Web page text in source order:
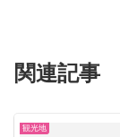
関連記事
観光地